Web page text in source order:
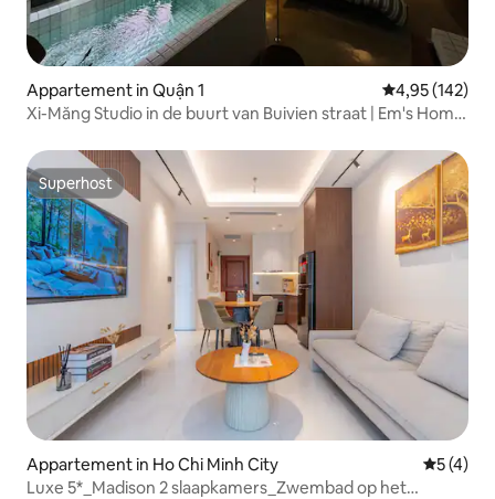
Appartement in Quận 1 Gemiddelde
4,95 (142)
Xi-Măng Studio in de buurt van Buivien straat | Em's Home
Superhost
Superhost
Appartement in Ho Chi Minh City
5 (4)
Luxe 5*_Madison 2 slaapkamers_Zwembad op het